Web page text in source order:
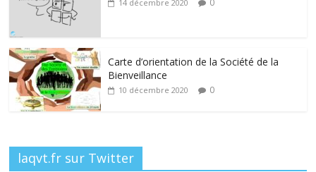
o
o
k
14 décembre 2020 0
Carte d’orientation de la Société de la
Bienveillance
10 décembre 2020 0
laqvt.fr sur Twitter